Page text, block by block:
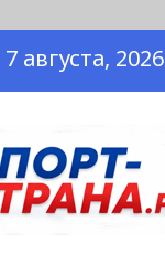
августа, 2026